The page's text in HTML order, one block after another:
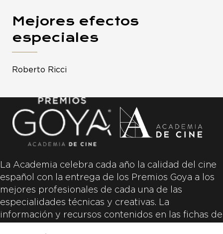
Mejores efectos
especiales
Roberto Ricci
La Academia celebra cada año la calidad del cine
español con la entrega de los Premios Goya a los
mejores profesionales de cada una de las
especialidades técnicas y creativas. La
información y recursos contenidos en las fichas de